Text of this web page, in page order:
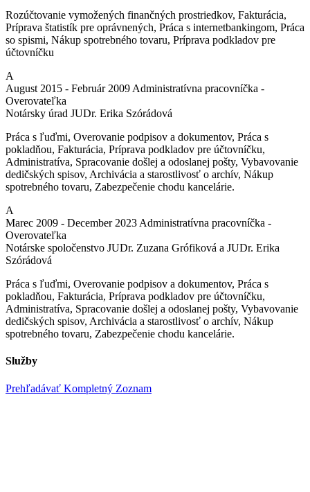
Rozúčtovanie vymožených finančných prostriedkov, Fakturácia,
Príprava štatistík pre oprávnených, Práca s internetbankingom, Práca
so spismi, Nákup spotrebného tovaru, Príprava podkladov pre
účtovníčku
A
August 2015 - Február 2009 Administratívna pracovníčka -
Overovateľka
Notársky úrad JUDr. Erika Szórádová
Práca s ľuďmi, Overovanie podpisov a dokumentov, Práca s
pokladňou, Fakturácia, Príprava podkladov pre účtovníčku,
Administratíva, Spracovanie došlej a odoslanej pošty, Vybavovanie
dedičských spisov, Archivácia a starostlivosť o archív, Nákup
spotrebného tovaru, Zabezpečenie chodu kancelárie.
A
Marec 2009 - December 2023 Administratívna pracovníčka -
Overovateľka
Notárske spoločenstvo JUDr. Zuzana Grófiková a JUDr. Erika
Szórádová
Práca s ľuďmi, Overovanie podpisov a dokumentov, Práca s
pokladňou, Fakturácia, Príprava podkladov pre účtovníčku,
Administratíva, Spracovanie došlej a odoslanej pošty, Vybavovanie
dedičských spisov, Archivácia a starostlivosť o archív, Nákup
spotrebného tovaru, Zabezpečenie chodu kancelárie.
Služby
Prehľadávať Kompletný Zoznam